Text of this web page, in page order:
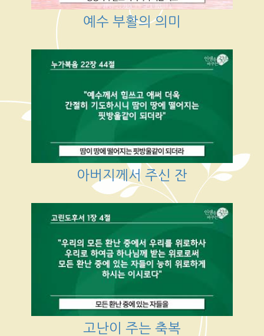
예수 부활의 의미
아버지께서 주신 잔
고난이 주는 축복